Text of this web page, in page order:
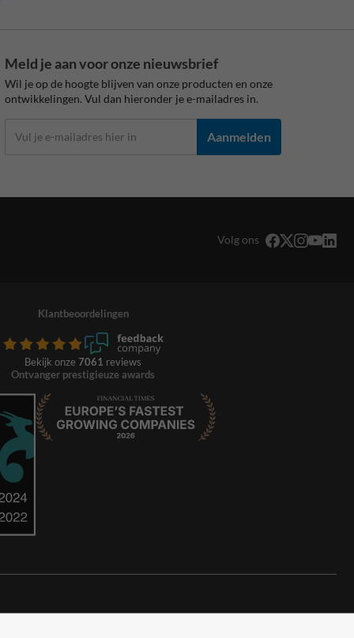
Meld je aan voor onze nieuwsbrief
Wil je op de hoogte blijven van onze producten en onze
ontwikkelingen. Vul dan hieronder je e-mailadres in.
Aanmelden
Volg ons
Klantbeoordelingen
Bekijk onze 7061 reviews
Ontvanger prestigieuze awards